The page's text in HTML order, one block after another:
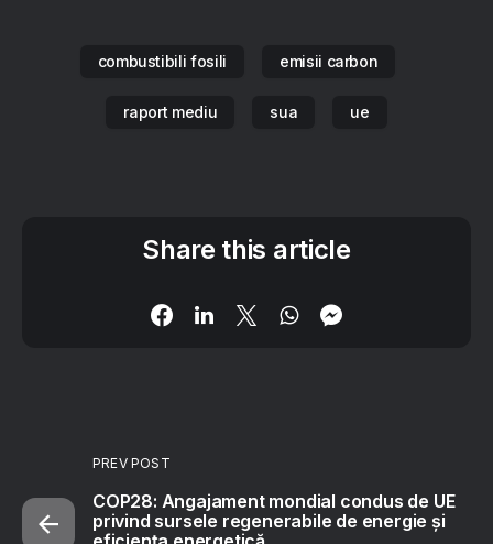
combustibili fosili emisii carbon
raport mediu sua ue
Share this article
PREV POST
COP28: Angajament mondial condus de UE
privind sursele regenerabile de energie și